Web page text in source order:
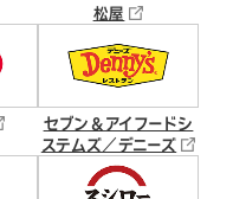
松屋
セブン＆アイフードシ
ステムズ／デニーズ